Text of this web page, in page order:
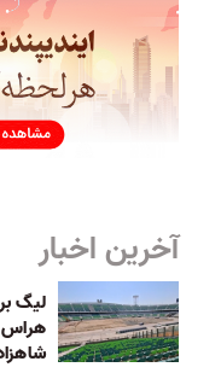
آخرین اخبار
لیگ
هراس